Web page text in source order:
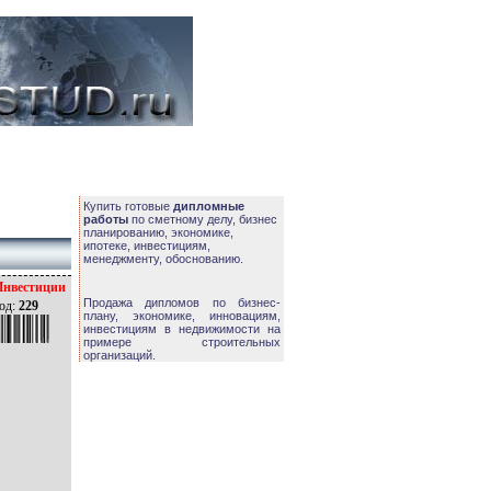
229
Купить готовые дипломные
работы по сметному делу, бизнес
планированию, экономике,
ипотеке, инвестициям,
менеджменту, обоснованию.
Продажа дипломов по бизнес-
плану, экономике, инновациям,
инвестициям в недвижимости на
примере строительных
организаций.